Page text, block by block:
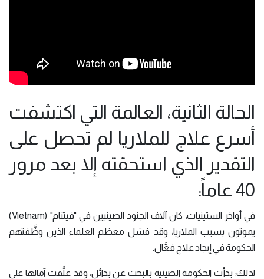
الحالة الثانية، العالمة التي اكتشفت
أسرع علاج للملاريا لم تحصل على
التقدير الذي استحقته إلا بعد مرور
40 عاماً:
في أواخر الستينيات، كان آلاف الجنود الصينيين في "فيتنام" (Vietnam)
يموتون بسبب الملاريا، وقد فشل معظم العلماء الذين وظَّفتهم
الحكومة في إيجاد علاج فعَّال.
لذلك؛ بدأت الحكومة الصينية بالبحث عن بدائل، وقد علَّقت آمالها على